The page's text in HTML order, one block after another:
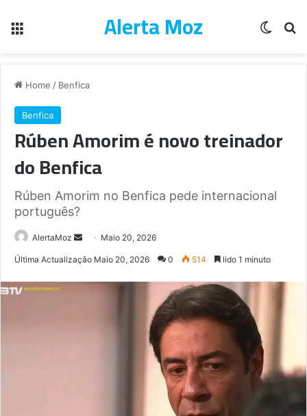
Alerta Moz
Home / Benfica
Benfica
Rúben Amorim é novo treinador
do Benfica
Rúben Amorim no Benfica pede internacional
português?
AlertaMoz
Send Maio 20, 2026
Última Actualização Maio 20, 2026 0 514 lido 1 minuto